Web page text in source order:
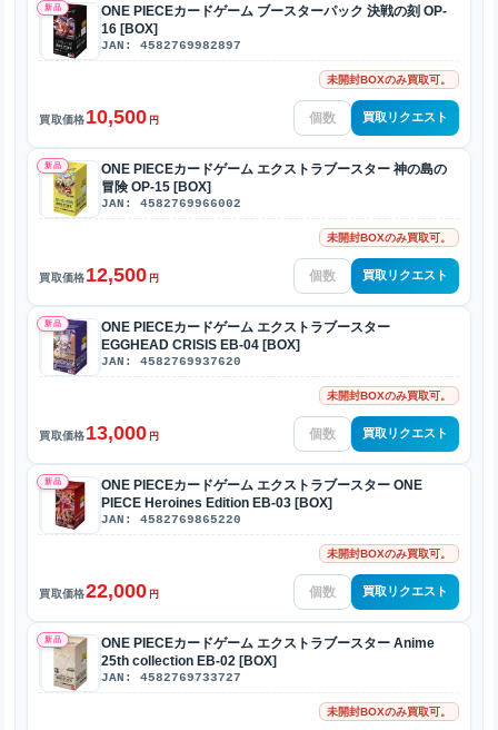
新品
ONE PIECEカードゲーム ブースターパック 決戦の刻 OP-
16 [BOX]
JAN: 4582769982897
未開封BOXのみ買取可。
買取価格10,500 円 買取リクエスト
新品
ONE PIECEカードゲーム エクストラブースター 神の島の
冒険 OP-15 [BOX]
JAN: 4582769966002
未開封BOXのみ買取可。
買取価格12,500 円 買取リクエスト
新品
ONE PIECEカードゲーム エクストラブースター
EGGHEAD CRISIS EB-04 [BOX]
JAN: 4582769937620
未開封BOXのみ買取可。
買取価格13,000 円 買取リクエスト
新品
ONE PIECEカードゲーム エクストラブースター ONE
PIECE Heroines Edition EB-03 [BOX]
JAN: 4582769865220
未開封BOXのみ買取可。
買取価格22,000 円 買取リクエスト
新品
ONE PIECEカードゲーム エクストラブースター Anime
25th collection EB-02 [BOX]
JAN: 4582769733727
未開封BOXのみ買取可。